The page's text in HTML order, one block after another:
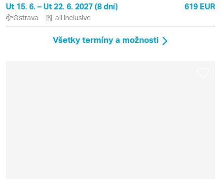
Ut 15. 6. – Ut 22. 6. 2027 (8 dní) 619 EUR
Ostrava all inclusive
Všetky termíny a možnosti